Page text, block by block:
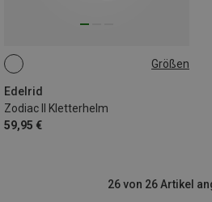
Größen
Edelrid
Zodiac II Kletterhelm
59,95 €
55-61CM
26 von 26 Artikel